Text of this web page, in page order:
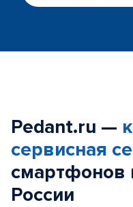
Pedant.ru —
сервисная
смартфонов
России